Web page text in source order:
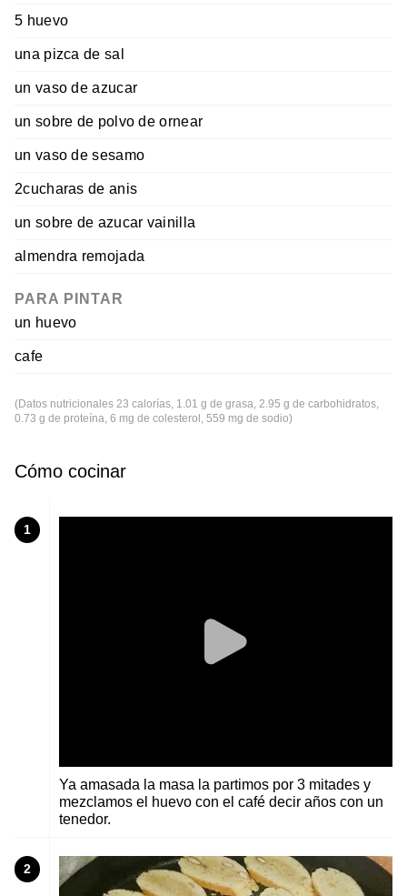
5 huevo
una pizca de sal
un vaso de azucar
un sobre de polvo de ornear
un vaso de sesamo
2cucharas de anis
un sobre de azucar vainilla
almendra remojada
PARA PINTAR
un huevo
cafe
(Datos nutricionales 23 calorías, 1.01 g de grasa, 2.95 g de carbohidratos,
0.73 g de proteína, 6 mg de colesterol, 559 mg de sodio)
Cómo cocinar
1
Ya amasada la masa la partimos por 3 mitades y
mezclamos el huevo con el café decir años con un
tenedor.
2